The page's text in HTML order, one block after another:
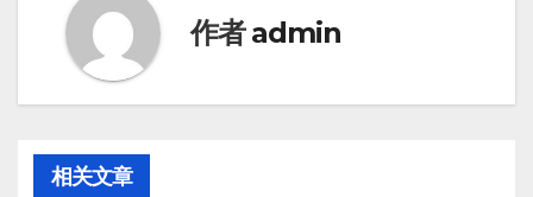
作者admin
相关文章